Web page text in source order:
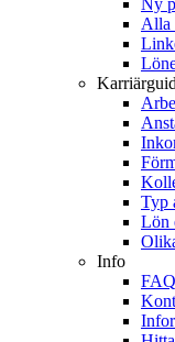
Ny
Alla
Typ
Lön
Info
FAQ